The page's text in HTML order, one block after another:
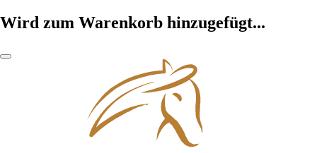
Wird zum Warenkorb hinzugefügt...